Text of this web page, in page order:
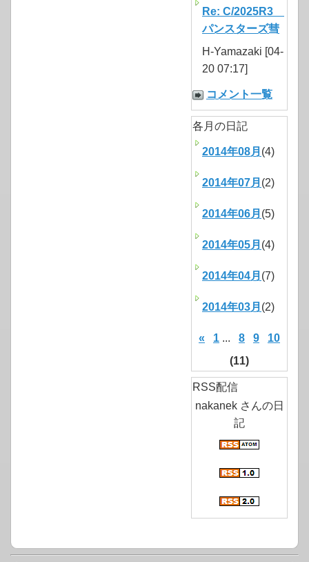
Re: C/2025R3
パンスターズ彗
H-Yamazaki [04-
20 07:17]
コメント一覧
各月の日記
2014年08月 (4)
2014年07月 (2)
2014年06月 (5)
2014年05月 (4)
2014年04月 (7)
2014年03月 (2)
« 1 ... 8 9
10
(11)
RSS配信
nakanek さんの日
記